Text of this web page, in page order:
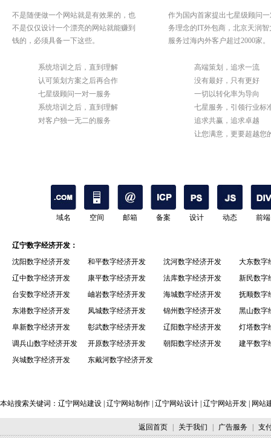
不是随便做一个网站就是有效果的，也
不是仅仅设计一个漂亮的网站就能赚到
钱的，必须具备一下这些。
系统培训之后，直到理解
认可策划方案之后再合作
七星级顾问一对一服务
系统培训之后，直到理解
对客户独一无二的服务
作为国内首家提出七星级顾问
务理念的IT外包商，北京天润智
服务过海内外客户超过2000家。
高端策划，追求一流
没有最好，只有更好
一切以转化率为导向
七星服务，引领行业标
追求共赢，追求卓越
让您满意，更要超越您
域名 空间 邮箱 备案 设计 动态 前端
辽宁数字经济开发：
沈阳数字经济开发
和平数字经济开发 沈河数字经济开发
大东数字
辽中数字经济开发
康平数字经济开发 法库数字经济开发
新民数字
台安数字经济开发
岫岩数字经济开发 海城数字经济开发
抚顺数字
东港数字经济开发
凤城数字经济开发 锦州数字经济开发
黑山数字
阜新数字经济开发
彰武数字经济开发 辽阳数字经济开发
灯塔数字
调兵山数字经济开发
开原数字经济开发 朝阳数字经济开发
建平数字
兴城数字经济开发
东戴河数字经济开发
本站搜索关键词： 辽宁网站建设 辽宁网站制作 辽宁网站设计 辽宁网站开发 网站
返回首页 关于我们 广告服务 支